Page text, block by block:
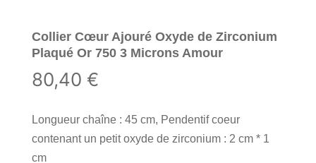
Collier Cœur Ajouré Oxyde de Zirconium
Plaqué Or 750 3 Microns Amour
80,40 €
Longueur chaîne : 45 cm, Pendentif coeur
contenant un petit oxyde de zirconium : 2 cm * 1
cm